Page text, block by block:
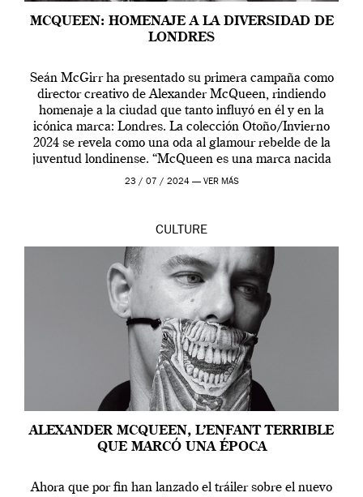
MCQUEEN: HOMENAJE A LA DIVERSIDAD DE
LONDRES
Seán McGirr ha presentado su primera campaña como
director creativo de Alexander McQueen, rindiendo
homenaje a la ciudad que tanto influyó en él y en la
icónica marca: Londres. La colección Otoño/Invierno
2024 se revela como una oda al glamour rebelde de la
juventud londinense. “McQueen es una marca nacida
en Londres y siempre ha […]
23 / 07 / 2024 — VER MÁS
CULTURE
ALEXANDER MCQUEEN, L’ENFANT TERRIBLE
QUE MARCÓ UNA ÉPOCA
Ahora que por fin han lanzado el tráiler sobre el nuevo